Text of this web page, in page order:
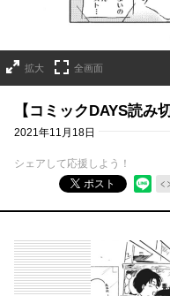
拡大 全画面
【コミックDAYS読
2021年11月18日
シェアして応援しよう！
ポスト